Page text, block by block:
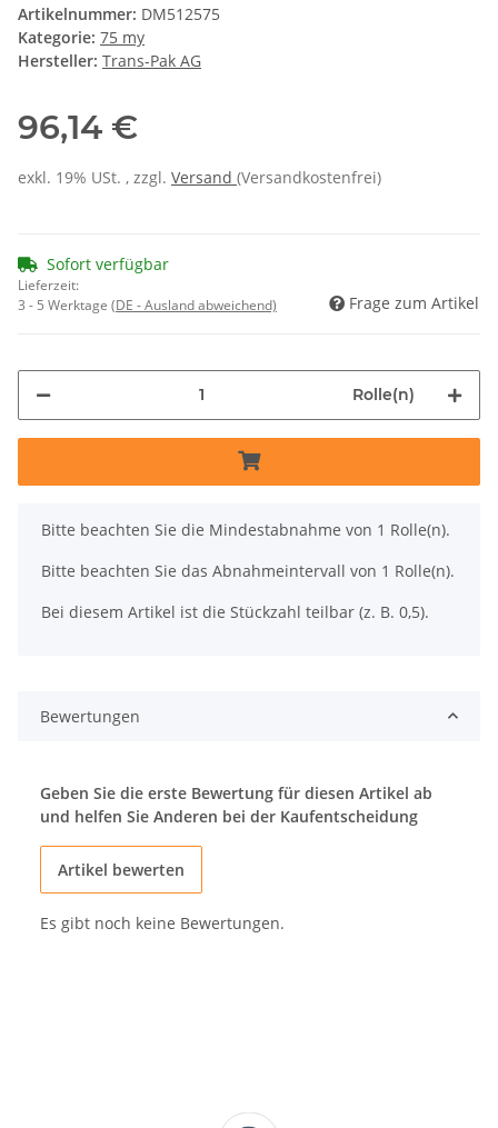
Artikelnummer: DM512575
Kategorie: 75 my
Hersteller: Trans-Pak AG
96,14 €
exkl. 19% USt. , zzgl. Versand (Versandkostenfrei)
Sofort verfügbar
Lieferzeit:
3 - 5 Werktage (DE - Ausland abweichend) Frage zum Artikel
Rolle(n)
x
Bitte beachten Sie die Mindestabnahme von 1 Rolle(n).
Bitte beachten Sie das Abnahmeintervall von 1 Rolle(n).
Bei diesem Artikel ist die Stückzahl teilbar (z. B. 0,5).
Bewertungen
Geben Sie die erste Bewertung für diesen Artikel ab
und helfen Sie Anderen bei der Kaufentscheidung
Artikel bewerten
Es gibt noch keine Bewertungen.